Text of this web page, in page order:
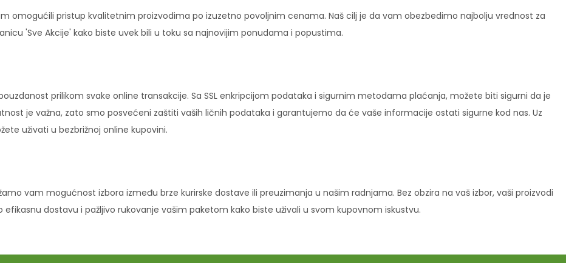
omogućili pristup kvalitetnim proizvodima po izuzetno povoljnim cenama. Naš cilj je da vam obezbedimo najbolju vrednost za
'Sve Akcije' kako biste uvek bili u toku sa najnovijim ponudama i popustima.
prilikom svake online transakcije. Sa SSL enkripcijom podataka i sigurnim metodama plaćanja, možete biti sigurni da je
je važna, zato smo posvećeni zaštiti vaših ličnih podataka i garantujemo da će vaše informacije ostati sigurne kod nas. Uz
uživati u bezbrižnoj online kupovini.
vam mogućnost izbora između brze kurirske dostave ili preuzimanja u našim radnjama. Bez obzira na vaš izbor, vaši proizvodi
dostavu i pažljivo rukovanje vašim paketom kako biste uživali u svom kupovnom iskustvu.